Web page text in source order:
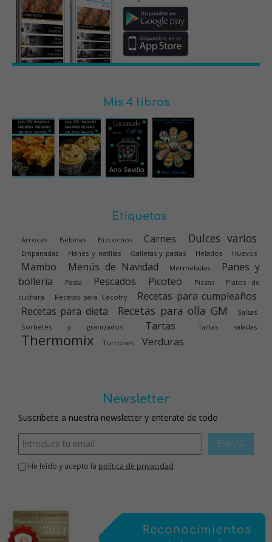
Mis 4 libros
Etiquetas
Arroces Bebidas Bizcochos Carnes Dulces varios
Empanadas Flanes y natillas Galletas y pastas Helados Huevos
Mambo Menús de Navidad Mermeladas
Panes y
bolleria
Pasta Pescados Picoteo Pizzas
Platos de
cuchara
Recetas para Cecofry
Recetas para cumpleaños
Recetas para dieta
Recetas para olla GM
Salsas
Sorbetes y granizados
Tartas Tartas saladas
Thermomix Turrones Verduras
Newsletter
Suscríbete a nuestra newsletter y enterate de todo
ENVIAR
He leído y acepto la política de privacidad